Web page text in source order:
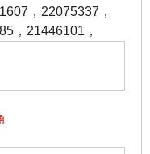
， 22075337 ，
， 21446101 ，